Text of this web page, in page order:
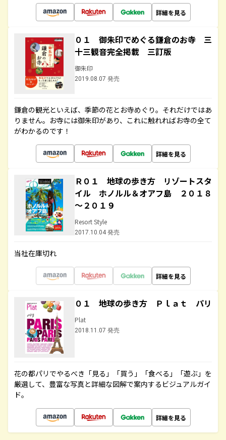
詳細を見る
０１ 御朱印でめぐる鎌倉のお寺 三
十三観音完全掲載 三訂版
御朱印
2019.08.07 発売
鎌倉の観光といえば、季節の花とお寺めぐり。それだけではあ
りません。お寺には御朱印があり、これに触れればお寺の全て
がわかるのです！
詳細を見る
Ｒ０１ 地球の歩き方 リゾートスタ
イル ホノルル＆オアフ島 ２０１８
～２０１９
Resort Style
2017.10.04 発売
当社在庫切れ
詳細を見る
０１ 地球の歩き方 Ｐｌａｔ パリ
Plat
2018.11.07 発売
花の都パリでやるべき「見る」「買う」「食べる」「遊ぶ」を
厳選して、豊富な写真と詳細な図解で案内するビジュアルガイ
ド。
詳細を見る